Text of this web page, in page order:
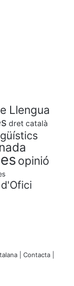
Llengua
dret català
opinió
| Contacta